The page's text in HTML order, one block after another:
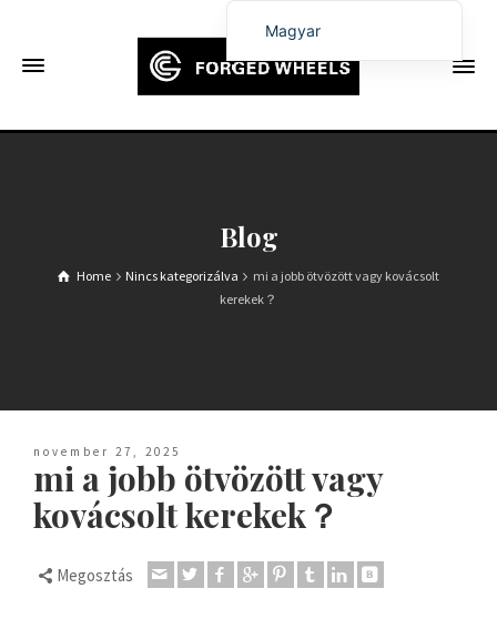
Blog
Home Nincs kategorizálva
mi a jobb ötvözött vagy kovácsolt
kerekek？
november 27, 2025
mi a jobb ötvözött vagy
kovácsolt kerekek？
Megosztás
Magyar
English
Русский
العربية
Čeština
Dansk
Hrvatski